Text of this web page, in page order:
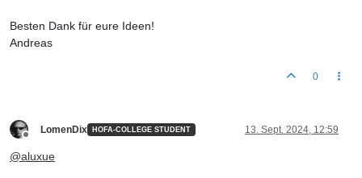
Besten Dank für eure Ideen!
Andreas
0
LomenDix HOFA-COLLEGE STUDENT 13. Sept. 2024, 12:59
@aluxue